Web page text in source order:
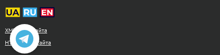
XML-карта сайта
HTML-карта сайта